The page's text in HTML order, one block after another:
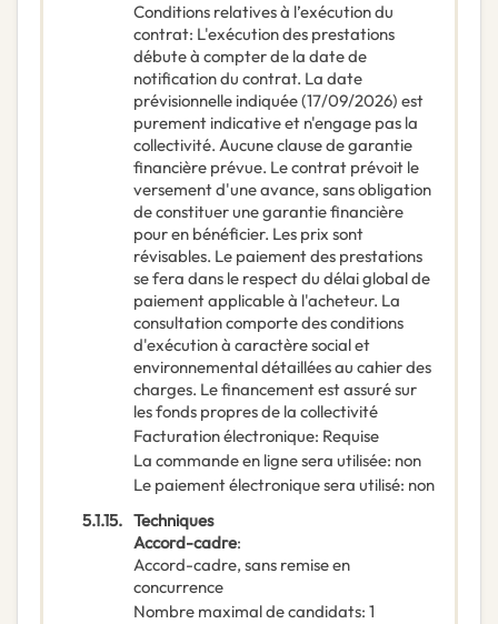
Conditions relatives à l’exécution du
contrat: L'exécution des prestations
débute à compter de la date de
notification du contrat. La date
prévisionnelle indiquée (17/09/2026) est
purement indicative et n'engage pas la
collectivité. Aucune clause de garantie
financière prévue. Le contrat prévoit le
versement d'une avance, sans obligation
de constituer une garantie financière
pour en bénéficier. Les prix sont
révisables. Le paiement des prestations
se fera dans le respect du délai global de
paiement applicable à l'acheteur. La
consultation comporte des conditions
d'exécution à caractère social et
environnemental détaillées au cahier des
charges. Le financement est assuré sur
les fonds propres de la collectivité
Facturation électronique: Requise
La commande en ligne sera utilisée: non
Le paiement électronique sera utilisé: non
5.1.15. Techniques
Accord-cadre:
Accord-cadre, sans remise en
concurrence
Nombre maximal de candidats: 1